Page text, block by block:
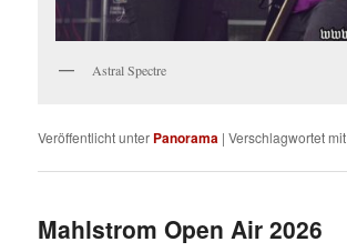
Astral Spectre
Veröffentlicht unter Panorama |Verschlagwortet mit
Mahlstrom Open Air 2026